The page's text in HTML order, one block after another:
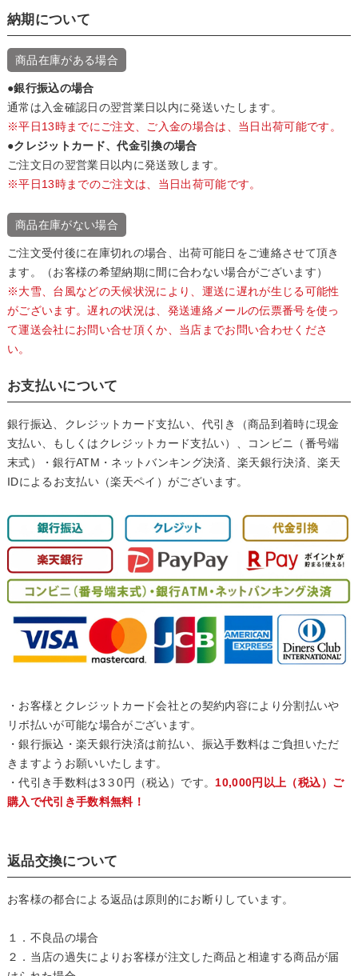
納期について
商品在庫がある場合
●銀行振込の場合
通常は入金確認日の翌営業日以内に発送いたします。
※平日13時までにご注文、ご入金の場合は、当日出荷可能です。
●クレジットカード、代金引換の場合
ご注文日の翌営業日以内に発送致します。
※平日13時までのご注文は、当日出荷可能です。
商品在庫がない場合
ご注文受付後に在庫切れの場合、出荷可能日をご連絡させて頂き
ます。（お客様の希望納期に間に合わない場合がございます）
※大雪、台風などの天候状況により、運送に遅れが生じる可能性
がございます。遅れの状況は、発送連絡メールの伝票番号を使っ
て運送会社にお問い合せ頂くか、当店までお問い合わせくださ
い。
お支払いについて
銀行振込、クレジットカード支払い、代引き（商品到着時に現金
支払い、もしくはクレジットカード支払い）、コンビニ（番号端
末式）・銀行ATM・ネットバンキング決済、楽天銀行決済、楽天
IDによるお支払い（楽天ペイ）がございます。
・お客様とクレジットカード会社との契約内容により分割払いや
リボ払いが可能な場合がございます。
・銀行振込・楽天銀行決済は前払い、振込手数料はご負担いただ
きますようお願いいたします。
・代引き手数料は3３0円（税込）です。 10,000円以上（税込）ご
購入で代引き手数料無料！
返品交換について
お客様の都合による返品は原則的にお断りしています。
１．不良品の場合
２．当店の過失によりお客様が注文した商品と相違する商品が届